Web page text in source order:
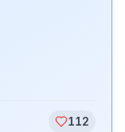
112